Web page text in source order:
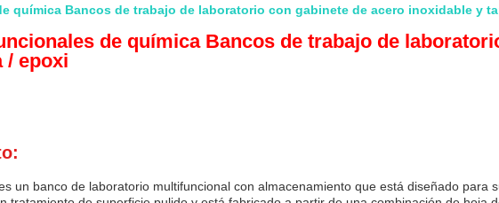
química Bancos de trabajo de laboratorio con gabinete de acero inoxidable y
de química Bancos de trabajo de
/ epoxi
un banco de laboratorio multifuncional con almacenamiento que está diseñado para